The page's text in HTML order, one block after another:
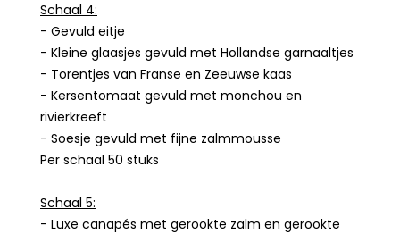
Schaal 4:
- Gevuld eitje
- Kleine glaasjes gevuld met Hollandse garnaaltjes
- Torentjes van Franse en Zeeuwse kaas
- Kersentomaat gevuld met monchou en
rivierkreeft
- Soesje gevuld met fijne zalmmousse
Per schaal 50 stuks
Schaal 5:
- Luxe canapés met gerookte zalm en gerookte